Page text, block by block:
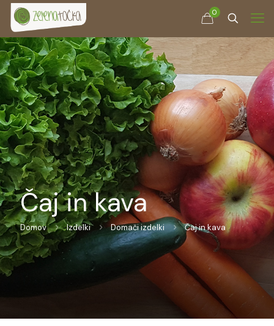
0
Čaj in kava
Domov Izdelki Domači izdelki Čaj in kava